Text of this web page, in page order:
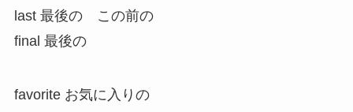
last 最後の この前の
final 最後の
favorite お気に入りの